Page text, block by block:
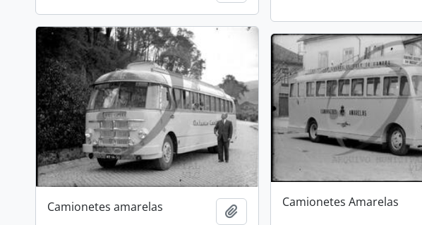
Camionetes amarelas Add to clipboard
Camionetes Amarelas